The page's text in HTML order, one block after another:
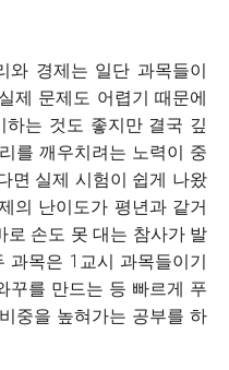
와 경제는 일단 과목들이
제 문제도 어렵기 때문에
하는 것도 좋지만 결국 깊
를 깨우치려는 노력이 중
면 실제 시험이 쉽게 나왔
의 난이도가 평년과 같거
로 손도 못 대는 참사가 발
과목은 1교시 과목들이기
꾸를 만드는 등 빠르게 푸
중을 높혀가는 공부를 하